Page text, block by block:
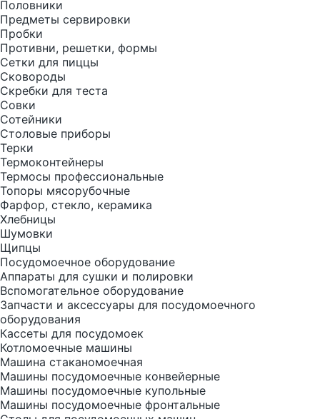
Половники
Предметы сервировки
Пробки
Противни, решетки, формы
Сетки для пиццы
Сковороды
Скребки для теста
Совки
Сотейники
Столовые приборы
Терки
Термоконтейнеры
Термосы профессиональные
Топоры мясорубочные
Фарфор, стекло, керамика
Хлебницы
Шумовки
Щипцы
Посудомоечное оборудование
Аппараты для сушки и полировки
Вспомогательное оборудование
Запчасти и аксессуары для посудомоечного
оборудования
Кассеты для посудомоек
Котломоечные машины
Машина стаканомоечная
Машины посудомоечные конвейерные
Машины посудомоечные купольные
Машины посудомоечные фронтальные